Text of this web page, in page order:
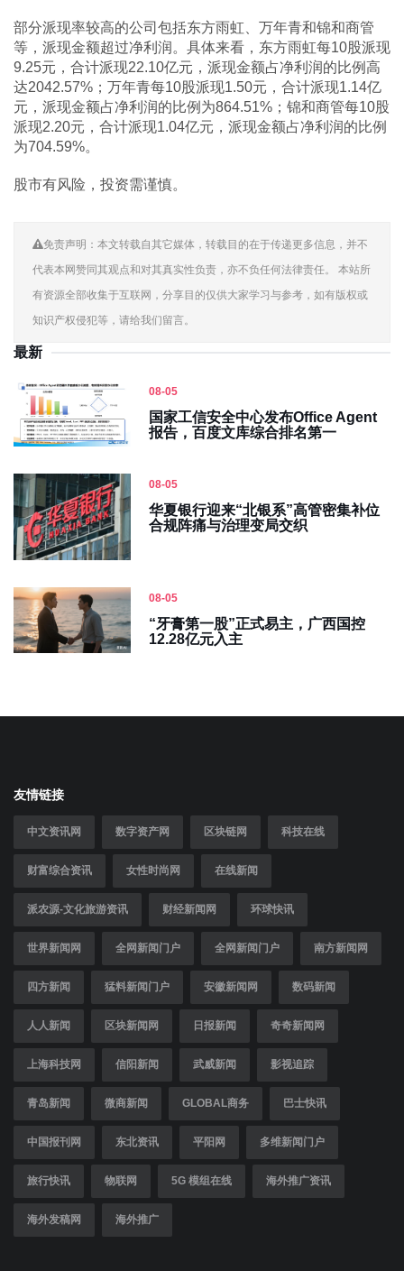
部分派现率较高的公司包括东方雨虹、万年青和锦和商管
等，派现金额超过净利润。具体来看，东方雨虹每10股派现
9.25元，合计派现22.10亿元，派现金额占净利润的比例高
达2042.57%；万年青每10股派现1.50元，合计派现1.14亿
元，派现金额占净利润的比例为864.51%；锦和商管每10股
派现2.20元，合计派现1.04亿元，派现金额占净利润的比例
为704.59%。
股市有风险，投资需谨慎。
免责声明：本文转载自其它媒体，转载目的在于传递更多信息，并不
代表本网赞同其观点和对其真实性负责，亦不负任何法律责任。 本站所
有资源全部收集于互联网，分享目的仅供大家学习与参考，如有版权或
知识产权侵犯等，请给我们留言。
最新
08-05
国家工信安全中心发布Office Agent
报告，百度文库综合排名第一
08-05
华夏银行迎来“北银系”高管密集补位
合规阵痛与治理变局交织
08-05
“牙膏第一股”正式易主，广西国控
12.28亿元入主
友情链接
中文资讯网 数字资产网 区块链网 科技在线
财富综合资讯 女性时尚网 在线新闻
派农源-文化旅游资讯 财经新闻网 环球快讯
世界新闻网 全网新闻门户 全网新闻门户 南方新闻网
四方新闻 猛料新闻门户 安徽新闻网 数码新闻
人人新闻 区块新闻网 日报新闻 奇奇新闻网
上海科技网 信阳新闻 武威新闻 影视追踪
青岛新闻 微商新闻 GLOBAL商务 巴士快讯
中国报刊网 东北资讯 平阳网 多维新闻门户
旅行快讯 物联网 5G 模组在线 海外推广资讯
海外发稿网 海外推广